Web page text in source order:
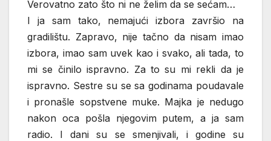
Verovatno zato što ni ne želim da se sećam…
I ja sam tako, nemajući izbora završio na
gradilištu. Zapravo, nije tačno da nisam imao
izbora, imao sam uvek kao i svako, ali tada, to
mi se činilo ispravno. Za to su mi rekli da je
ispravno. Sestre su se sa godinama poudavale
i pronašle sopstvene muke. Majka je nedugo
nakon oca pošla njegovim putem, a ja sam
radio. I dani su se smenjivali, i godine su